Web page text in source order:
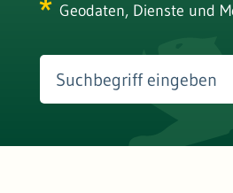
Geodaten, Dienste und